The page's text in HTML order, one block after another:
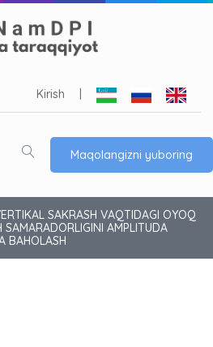
Kirish
Maqolangizni yuboring
SAKRASH VAQTIDAGI OYOQ
SAMARADORLIGINI AMPLITUDA
BAHOLASH